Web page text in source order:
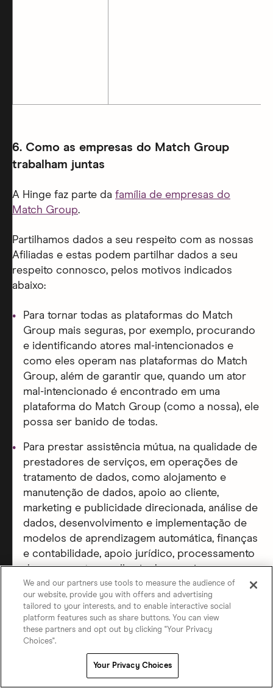
6. Como as empresas do Match Group
trabalham juntas
A Hinge faz parte da família de empresas do
Match Group.
Partilhamos dados a seu respeito com as nossas
Afiliadas e estas podem partilhar dados a seu
respeito connosco, pelos motivos indicados
abaixo:
Para tornar todas as plataformas do Match
Group mais seguras, por exemplo, procurando
e identificando atores mal-intencionados e
como eles operam nas plataformas do Match
Group, além de garantir que, quando um ator
mal-intencionado é encontrado em uma
plataforma do Match Group (como a nossa), ele
possa ser banido de todas.
Para prestar assistência mútua, na qualidade de
prestadores de serviços, em operações de
tratamento de dados, como alojamento e
manutenção de dados, apoio ao cliente,
marketing e publicidade direcionada, análise de
dados, desenvolvimento e implementação de
modelos de aprendizagem automática, finanças
e contabilidade, apoio jurídico, processamento
de pagamentos, melhoria dos serviços,
segurança dos dados e combate ao spam,
abuso, fraude e outras condutas indevidas.
Para lhe apresentar sugestões de ligações
relevantes e significativas, através do
desenvolvimento ou aperfeiçoamento dos
sistemas de recomendação principais das
marcas do Match Group.
We and our partners use tools to measure the audience of
our website, provide you with offers and advertising
tailored to your interests, and to enable interactive social
platform features such as share buttons. You can view
these partners and opt out by clicking "Your Privacy
Choices".
Your Privacy Choices